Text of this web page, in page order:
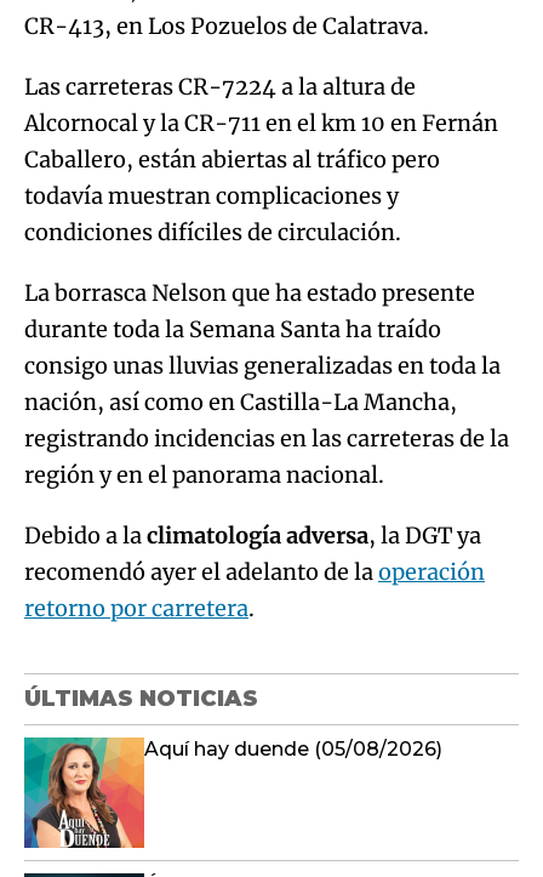
Caballero, están abiertas al tráfico pero
todavía muestran complicaciones y
condiciones difíciles de circulación.
La borrasca Nelson que ha estado presente
durante toda la Semana Santa ha traído
consigo unas lluvias generalizadas en toda la
nación, así como en Castilla-La Mancha,
registrando incidencias en las carreteras de la
región y en el panorama nacional.
Debido a laclimatología adversa, la DGT ya
recomendó ayer el adelanto de laoperación
retorno por carretera.
ÚLTIMAS NOTICIAS
Último boletín informativo 23:00h